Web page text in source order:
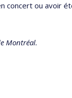
concert ou avoir
Montréal.